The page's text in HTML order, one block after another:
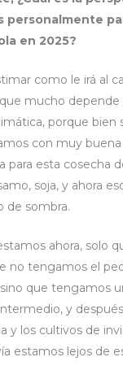
personalmente
en 2025?
como le irá al
mucho depende
porque bien
con muy buena
para esta cosecha
soja, y ahora
de sombra.
ahora, solo
no tengamos el
que tengamos
y
y los cultivos de
estamos lejos de